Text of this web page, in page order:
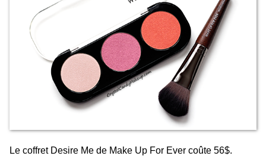
Le coffret Desire Me de Make Up For Ever coûte 56$.